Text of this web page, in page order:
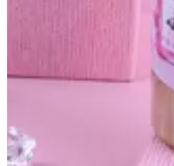
اسويه بنفسي من الصوديوم
تقشير سطح الجلد + خلاصات
اقوى منتجاتي تفتح البشره
واثارهم وتوحد اللون تخلي
وتخلي بالجلد لمعه نظاره
عن كل الصابونيات الي